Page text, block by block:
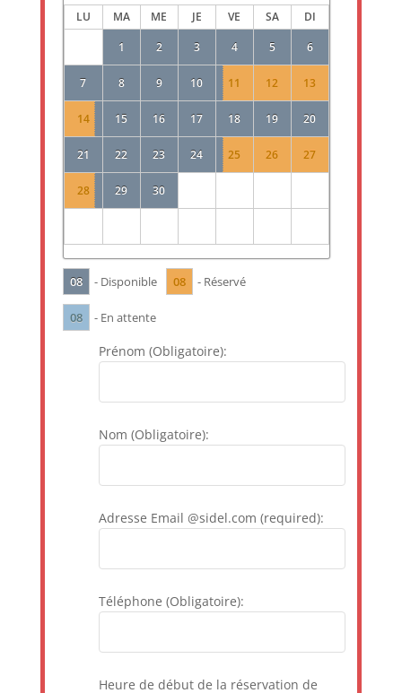
LU MA ME JE VE SA
DI
1
2 3 4 5 6
7 8 9 10 11 12 13
14 15 16 17 18 19 20
21 22 23 24 25 26 27
28 29 30
08 - Disponible 08 - Réservé
08 - En attente
Prénom (Obligatoire):
Nom (Obligatoire):
Adresse Email @sidel.com (required):
Téléphone (Obligatoire):
Heure de début de la réservation de